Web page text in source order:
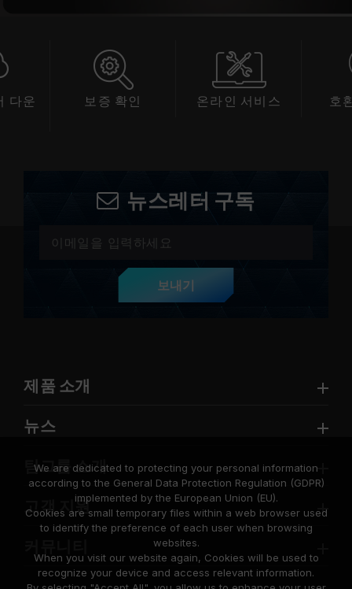
다운
보증 확인 온라인 서비스 호
뉴스레터 구독
보내기
제품 소개
뉴스
팀그룹 소개
고객 지원
We are dedicated to protecting your personal information
according to the General Data Protection Regulation (GDPR)
implemented by the European Union (EU).
Cookies are small temporary files within a web browser used
to identify the preference of each user when browsing
websites.
When you visit our website again, Cookies will be used to
recognize your device and access relevant information.